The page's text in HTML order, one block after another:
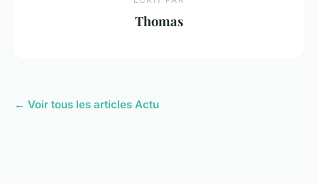
Thomas
← Voir tous les articles Actu